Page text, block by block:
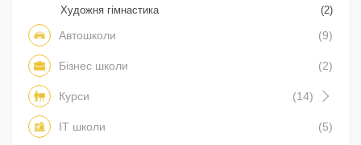
Художня гімнастика
(2)
Автошколи (9)
Бізнес школи (2)
Курси (14)
IT школи (5)